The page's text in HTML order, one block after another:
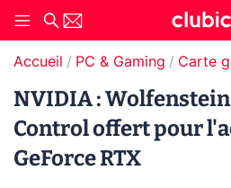
Accueil PC & Gaming Carte
NVIDIA :
Control offert pour
GeForce RTX